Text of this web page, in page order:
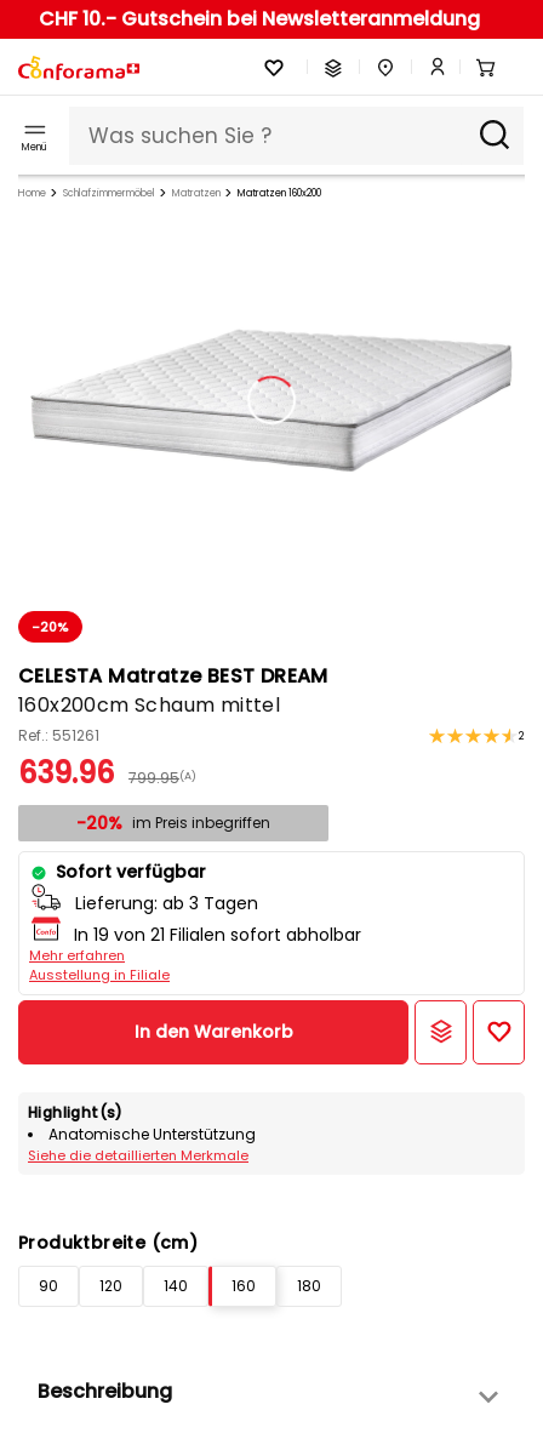
CHF 10.- Gutschein bei Newsletteranmeldung
Menü
Home Schlafzimmermöbel Matratzen Matratzen 160x200
-20%
CELESTA Matratze BEST DREAM
160x200cm Schaum mittel
Ref.: 551261 2
639.96 799.95(A)
-20% im Preis inbegriffen
Sofort verfügbar
Lieferung: ab 3 Tagen
In 19 von 21 Filialen sofort abholbar
Mehr erfahren
Ausstellung in Filiale
In den Warenkorb
Highlight(s)
Anatomische Unterstützung
Siehe die detaillierten Merkmale
Produktbreite (cm)
90 120 140 160 180
Beschreibung